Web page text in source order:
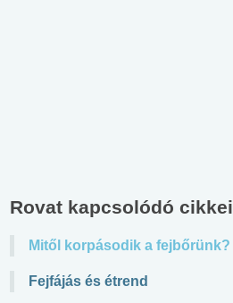
Rovat kapcsolódó cikkei
Mitől korpásodik a fejbőrünk?
Fejfájás és étrend